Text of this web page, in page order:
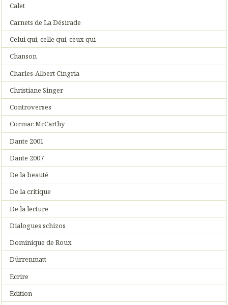
Calet
Carnets de La Désirade
Celui qui, celle qui, ceux qui
Chanson
Charles-Albert Cingria
Christiane Singer
Controverses
Cormac McCarthy
Dante 2001
Dante 2007
De la beauté
De la critique
De la lecture
Dialogues schizos
Dominique de Roux
Dürrenmatt
Ecrire
Edition